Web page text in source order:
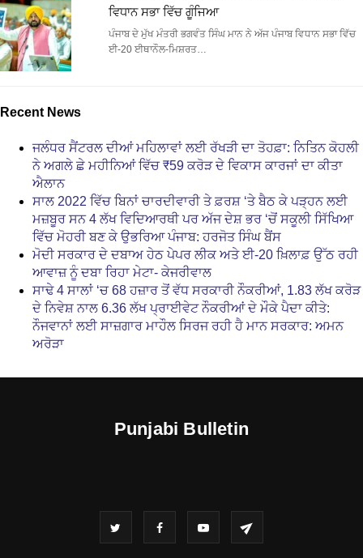
ਵਿਧਾਨ ਸਭਾ ਵਿੱਚ ਗੂੰਜਿਆ
ਪੰਜਾਬ ਦੇ ਮੁੱਖ ਮੰਤਰੀ ਭਗਵੰਤ ਸਿੰਘ ਮਾਨ ਨੇ ਅੱਜ ਪੰਜਾਬ ਵਿਧਾਨ ਸਭਾ ਵਿੱਚ
ਈ-20 ਈਥਾਨੌਲ-ਮਿਸ਼ਰਤ…
Recent News
ਜਲੰਧਰ ਸੈਂਟਰਲ ਦੀਆਂ ਮਹਿਲਾਵਾਂ ਲਈ ਰੱਖੜੀ ਦਾ ਤੋਹਫ਼ਾ: ਨਿਤਿਨ ਕੋਹਲੀ
ਨੇ ਅਗਲੇ ਛੇ ਮਹੀਨਿਆਂ ਵਿੱਚ ₹59 ਕਰੋੜ ਦੇ ਵਿਕਾਸ ਕਾਰਜਾਂ ਦਾ ਕੀਤਾ
ਐਲਾਨ
ਸਾਲ 2022 ਵਿੱਚ ਬਿਨਾਂ ਚਾਰਦੀਵਾਰੀ ਤੇ ਫ਼ਰਸ਼ ‘ਤੇ ਬੈਠ ਕੇ ਪੜ੍ਹਨ ਲਈ
ਮਜ਼ਬੂਰ ਸਨ 4 ਲੱਖ ਵਿਦਿਆਰਥੀ ਪਰ ਅੱਜ ਦੇਸ਼ ਭਰ ‘ਚੋਂ ਸਕੂਲੀ ਸਿੱਖਿਆ
ਵਿੱਚ ਮੋਹਰੀ ਬਣ ਕੇ ਉਭਰਿਆ ਪੰਜਾਬ: ਹਰਜੋਤ ਸਿੰਘ ਬੈਂਸ
ਮੋਦੀ ਸਰਕਾਰ ਦੇ ਦਬਾਅ ਹੇਠ ਪੇਪਰ ਲੀਕ ਅਤੇ ਈ-20 ਖ਼ਿਲਾਫ਼ ਉੱਠ ਰਹੀ
ਆਵਾਜ਼ ਨੂੰ ਦਬਾ ਰਿਹਾ ਮੇਟਾ- ਕੇਜਰੀਵਾਲ
ਸਾਢੇ 4 ਸਾਲਾਂ ‘ਚ 68 ਹਜ਼ਾਰ ਤੋਂ ਵੱਧ ਸਰਕਾਰੀ ਨੌਕਰੀਆਂ, 1.83 ਲੱਖ ਕਰੋੜ
ਦੇ ਨਿਵੇਸ਼ ਨਾਲ 6.36 ਲੱਖ ਪ੍ਰਾਈਵੇਟ ਨੌਕਰੀਆਂ ਦੇ ਮੌਕੇ ਪੈਦਾ ਕੀਤੇ:
ਨੌਜਵਾਨਾਂ ਲਈ ਸਾਜ਼ਗਾਰ ਮਾਹੌਲ ਸਿਰਜ ਰਹੀ ਹੈ ਮਾਨ ਸਰਕਾਰ: ਅਮਨ
ਅਰੋੜਾ
Punjabi Bulletin